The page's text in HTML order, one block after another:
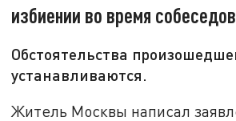
избиении во время
Обстоятельства
устанавливаются.
Житель Москвы написал